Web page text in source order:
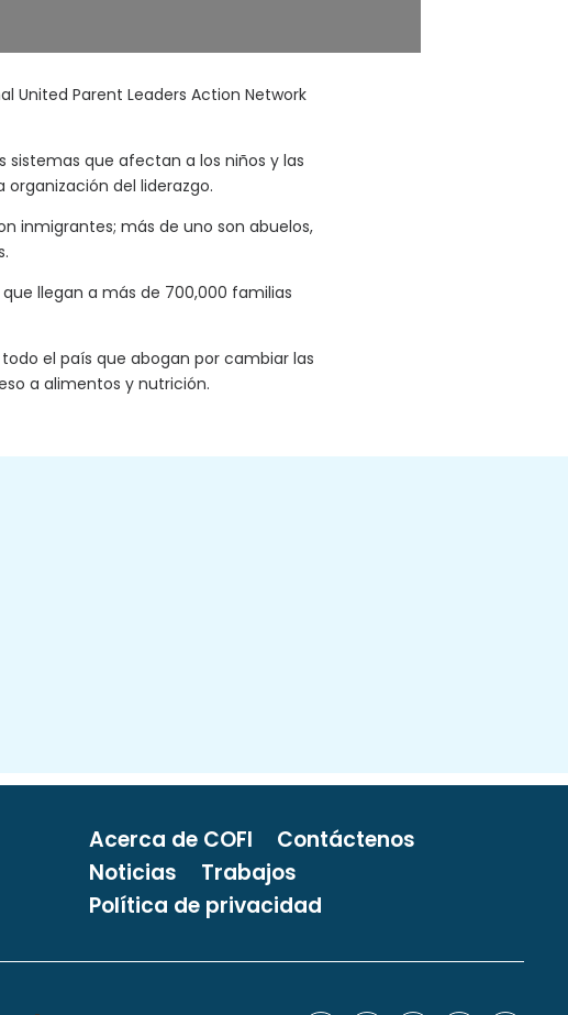
United Parent Leaders Action Network
sistemas que afectan a los niños y las
organización del liderazgo.
inmigrantes; más de uno son abuelos,
llegan a más de 700,000 familias
el país que abogan por cambiar las
a alimentos y nutrición.
Acerca de COFI
Contáctenos
Noticias
Trabajos
Política de privacidad